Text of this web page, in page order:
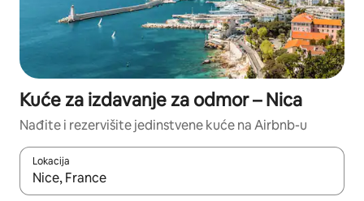
Kuće za izdavanje za odmor – Nica
Nađite i rezervišite jedinstvene kuće na Airbnb-u
Lokacija
Kad su rezultati dostupni, možete da se krećete kroz njih